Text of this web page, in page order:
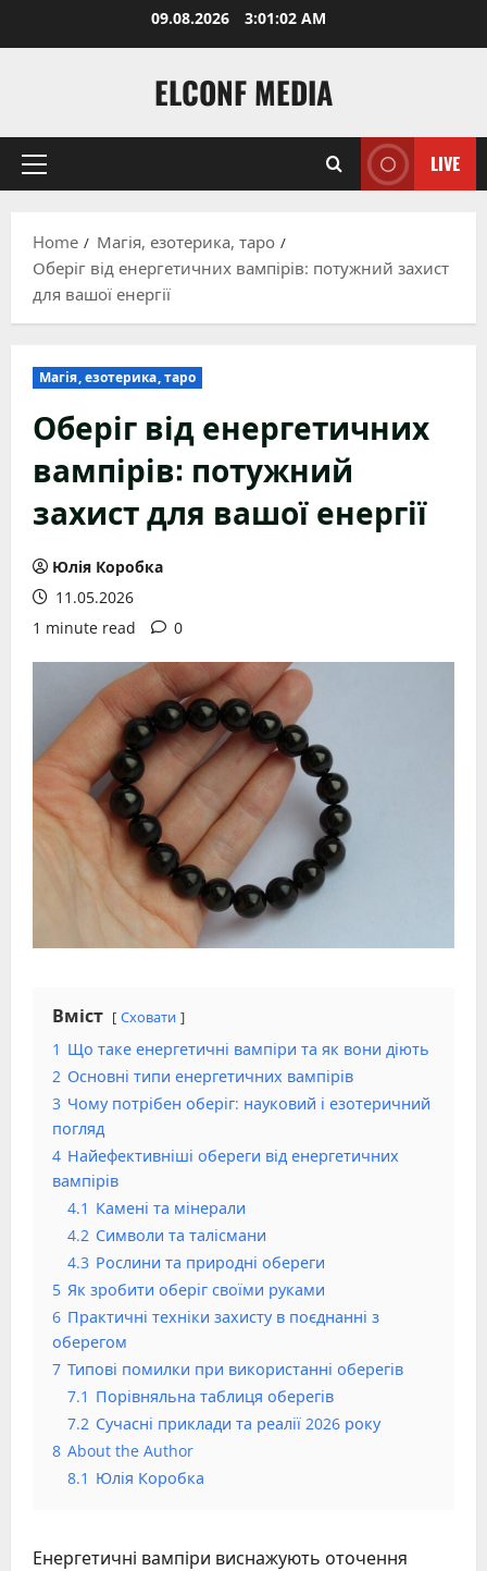
09.08.2026 3:01:03 AM
ELCONF MEDIA
Primary
LIVE
Home
Магія, езотерика, таро
Оберіг від енергетичних вампірів: потужний захист
для вашої енергії
Магія, езотерика, таро
Оберіг від енергетичних
вампірів: потужний
захист для вашої енергії
Юлія Коробка
11.05.2026
1 minute read
0
Вміст Сховати
1 Що таке енергетичні вампіри та як вони діють
2 Основні типи енергетичних вампірів
3 Чому потрібен оберіг: науковий і езотеричний
погляд
4 Найефективніші обереги від енергетичних
вампірів
4.1 Камені та мінерали
4.2 Символи та талісмани
4.3 Рослини та природні обереги
5 Як зробити оберіг своїми руками
6 Практичні техніки захисту в поєднанні з
оберегом
7 Типові помилки при використанні оберегів
7.1 Порівняльна таблиця оберегів
7.2 Сучасні приклади та реалії 2026 року
8 About the Author
8.1 Юлія Коробка
Енергетичні вампіри виснажують оточення